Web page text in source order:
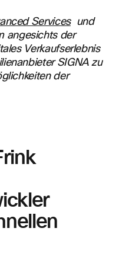
Services
und
angesichts der
Verkaufserlebnis
SIGNA zu
der